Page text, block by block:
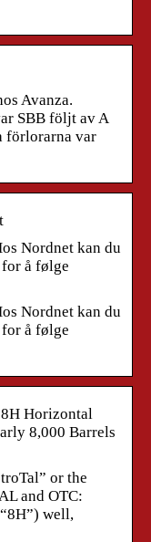
Avanza.
SBB följt av A
förlorarna var
Nordnet kan du
å følge
Nordnet kan du
å følge
Horizontal
8,000 Barrels
or the
and OTC:
well,